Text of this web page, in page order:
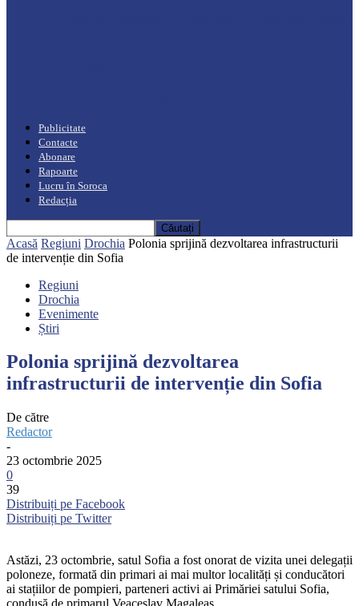
Publicitate
Contacte
Abonare
Rapoarte
Lucru în Soroca
Redacția
Acasă Regiuni Drochia Polonia sprijină dezvoltarea infrastructurii
de intervenție din Sofia
Regiuni
Drochia
Evenimente
Știri
Polonia sprijină dezvoltarea
infrastructurii de intervenție din Sofia
De către
Redactor
-
23 octombrie 2025
0
39
Distribuiți pe Facebook
Distribuiți pe Twitter
Astăzi, 23 octombrie, satul Sofia a fost onorat de vizita unei delegații
poloneze, formată din primari ai mai multor localități și conducători
ai stațiilor de pompieri, parteneri activi ai Primăriei satului Sofia,